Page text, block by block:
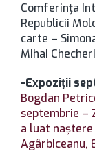
Comferinţa
Republicii
carte –
Mihai
-Expoziţii
Bogdan
septembrie –
a luat
Agârbiceanu,